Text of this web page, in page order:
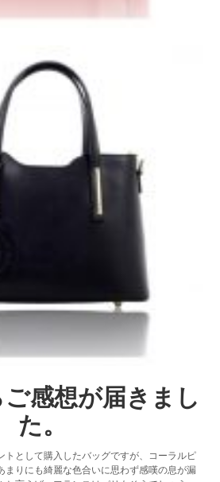
感想が届きまし
た。
トとして購入したバッグですが、コーラルピ
まりにも綺麗な色合いに思わず感嘆の息が漏